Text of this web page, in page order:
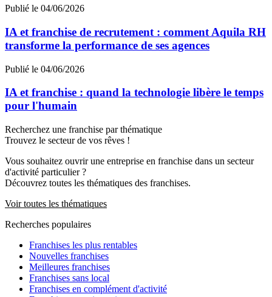
Publié le 04/06/2026
IA et franchise de recrutement : comment Aquila RH
transforme la performance de ses agences
Publié le 04/06/2026
IA et franchise : quand la technologie libère le temps
pour l'humain
Recherchez une franchise par thématique
Trouvez le secteur de vos rêves !
Vous souhaitez ouvrir une entreprise en franchise dans un secteur
d'activité particulier ?
Découvrez toutes les thématiques des franchises.
Voir toutes les thématiques
Recherches populaires
Franchises les plus rentables
Nouvelles franchises
Meilleures franchises
Franchises sans local
Franchises en complément d'activité